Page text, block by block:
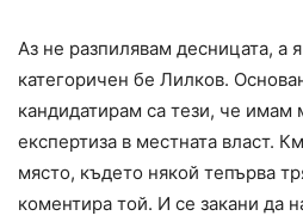
Аз не разпилявам десницата, а
категоричен бе Лилков.
кандидатирам са тези, че имам
експертиза в местната власт.
място, където някой тепърва
коментира той. И се закани да